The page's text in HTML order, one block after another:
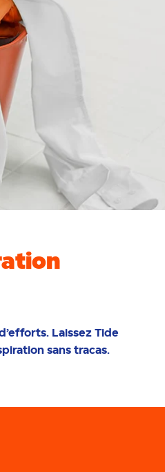
Laissez Tide
sans tracas.